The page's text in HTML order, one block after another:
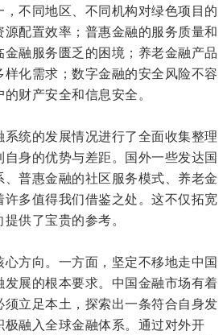
不同地区、不同机构对绿色项目的
配置效率；普惠金融的服务质量和
融服务匮乏的困境；养老金融产品
化需求；数字金融的安全风险不容
财产安全和信息安全。
统的发展情况进行了全面收集整理
身的优势与差距。国外一些发达国
普惠金融的社区服务模式、养老金
多值得我们借鉴之处。这不仅拓宽
供了宝贵的参考。
方向。一方面，坚定不移地走中国
展的根本要求。中国金融市场有着
立足本土，探索出一条符合自身发
融入全球金融体系。通过对外开